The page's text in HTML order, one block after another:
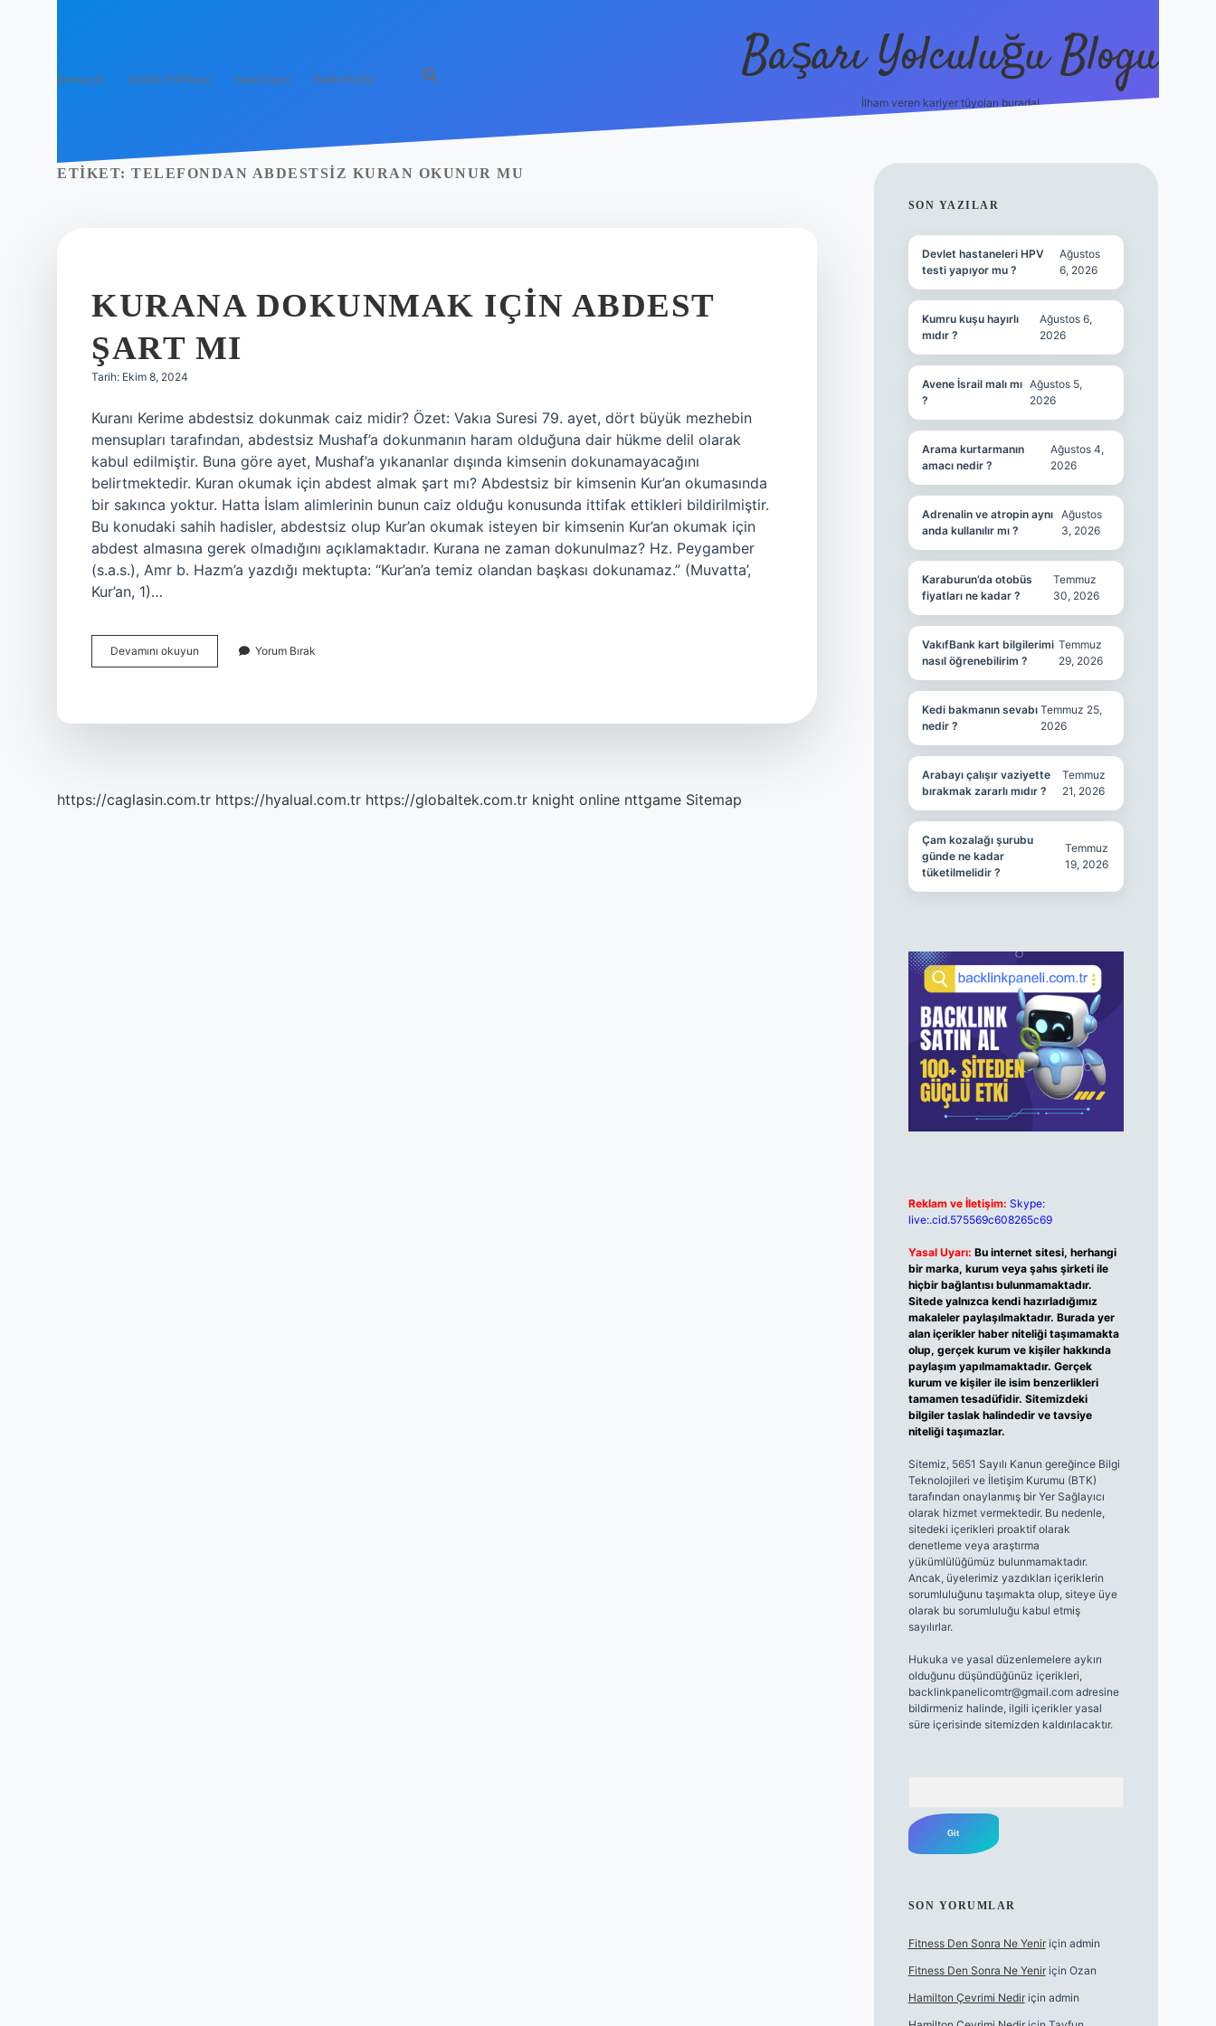
Anasayfa Gizlilik Politikası Yasal Uyarı Hakkımızda Başarı Yolculuğu Blogu
İlham veren kariyer tüyoları burada!
ETIKET: TELEFONDAN ABDESTSIZ KURAN OKUNUR MU
KURANA DOKUNMAK IÇIN ABDEST
ŞART MI
Tarih: Ekim 8, 2024
Kuranı Kerime abdestsiz dokunmak caiz midir? Özet: Vakıa Suresi 79. ayet, dört büyük mezhebin
mensupları tarafından, abdestsiz Mushaf’a dokunmanın haram olduğuna dair hükme delil olarak
kabul edilmiştir. Buna göre ayet, Mushaf’a yıkananlar dışında kimsenin dokunamayacağını
belirtmektedir. Kuran okumak için abdest almak şart mı? Abdestsiz bir kimsenin Kur’an okumasında
bir sakınca yoktur. Hatta İslam alimlerinin bunun caiz olduğu konusunda ittifak ettikleri bildirilmiştir.
Bu konudaki sahih hadisler, abdestsiz olup Kur’an okumak isteyen bir kimsenin Kur’an okumak için
abdest almasına gerek olmadığını açıklamaktadır. Kurana ne zaman dokunulmaz? Hz. Peygamber
(s.a.s.), Amr b. Hazm’a yazdığı mektupta: “Kur’an’a temiz olandan başkası dokunamaz.” (Muvatta’,
Kur’an, 1)…
Devamını okuyun
Dokunmak
Yorum Bırak
https://caglasin.com.tr https://hyalual.com.tr https://globaltek.com.tr knight online nttgame Sitemap
SIDEBAR
SON YAZILAR
Devlet hastaneleri HPV
testi yapıyor mu ?
Ağustos
6, 2026
Kumru kuşu hayırlı
mıdır ?
Ağustos 6,
2026
Avene İsrail malı mı
?
Ağustos 5,
2026
Arama kurtarmanın
amacı nedir ?
Ağustos 4,
2026
Adrenalin ve atropin aynı
anda kullanılır mı ?
Ağustos
3, 2026
Karaburun’da otobüs
fiyatları ne kadar ?
Temmuz
30, 2026
VakıfBank kart bilgilerimi
nasıl öğrenebilirim ?
Temmuz
29, 2026
Kedi bakmanın sevabı
nedir ?
Temmuz 25,
2026
Arabayı çalışır vaziyette
bırakmak zararlı mıdır ?
Temmuz
21, 2026
Çam kozalağı şurubu
günde ne kadar
tüketilmelidir ?
Temmuz
19, 2026
Reklam ve İletişim: Skype:
live:.cid.575569c608265c69
Yasal Uyarı: Bu internet sitesi, herhangi
bir marka, kurum veya şahıs şirketi ile
hiçbir bağlantısı bulunmamaktadır.
Sitede yalnızca kendi hazırladığımız
makaleler paylaşılmaktadır. Burada yer
alan içerikler haber niteliği taşımamakta
olup, gerçek kurum ve kişiler hakkında
paylaşım yapılmamaktadır. Gerçek
kurum ve kişiler ile isim benzerlikleri
tamamen tesadüfidir. Sitemizdeki
bilgiler taslak halindedir ve tavsiye
niteliği taşımazlar.
Sitemiz, 5651 Sayılı Kanun gereğince Bilgi
Teknolojileri ve İletişim Kurumu (BTK)
tarafından onaylanmış bir Yer Sağlayıcı
olarak hizmet vermektedir. Bu nedenle,
sitedeki içerikleri proaktif olarak
denetleme veya araştırma
yükümlülüğümüz bulunmamaktadır.
Ancak, üyelerimiz yazdıkları içeriklerin
sorumluluğunu taşımakta olup, siteye üye
olarak bu sorumluluğu kabul etmiş
sayılırlar.
Hukuka ve yasal düzenlemelere aykırı
olduğunu düşündüğünüz içerikleri,
backlinkpanelicomtr@gmail.comadresine
bildirmeniz halinde, ilgili içerikler yasal
süre içerisinde sitemizden kaldırılacaktır.
SON YORUMLAR
Fitness Den Sonra Ne Yeniriçin admin
Fitness Den Sonra Ne Yeniriçin Ozan
Hamilton Çevrimi Nediriçin admin
https://